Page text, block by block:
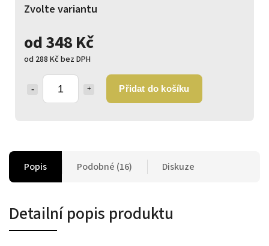
od348 Kč
od 288 Kčbez DPH
Přidat do košíku
Zvolte variantu
Popis Podobné (16) Diskuze
Detailní popis produktu